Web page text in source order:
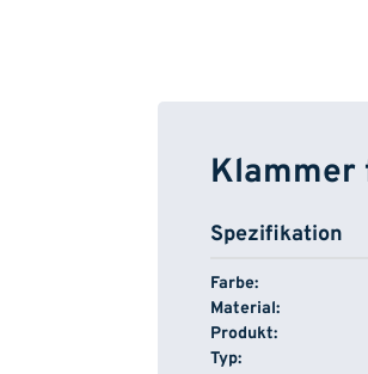
Klammer
Spezifikation
Farbe:
Material:
Produkt:
Typ: